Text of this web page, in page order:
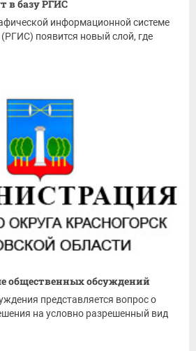
в базу РГИС
информационной системе
появится новый слой, где
общественных обсуждений
представляется вопрос о
на условно разрешенный вид